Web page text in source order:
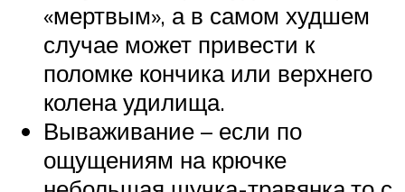
«мертвым», а в самом худшем
случае может привести к
поломке кончика или верхнего
колена удилища.
Вываживание – если по
ощущениям на крючке